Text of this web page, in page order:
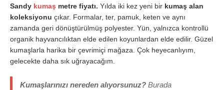
Sandy kumaş metre fiyatı. Yılda iki kez yeni bir kumaş alan
koleksiyonu çıkar. Formalar, ter, pamuk, keten ve aynı
zamanda geri dönüştürülmüş polyester. Yün, yalnızca kontrollü
organik hayvancılıktan elde edilen koyunlardan elde edilir. Güzel
kumaşlarla harika bir çevrimiçi mağaza. Çok heyecanlıyım,
gelecekte daha sık uğrayacağım.
Kumaşlarınızı nereden alıyorsunuz? Burada